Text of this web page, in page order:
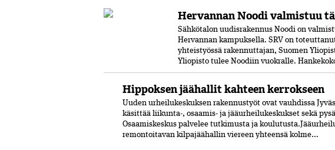
Hervannan Noodi valmistuu
Sähkötalon uudisrakennus Noodi on
Hervannan kampuksella. SRV on
yhteistyössä rakennuttajan, Suomen
Yliopisto tulee Noodiin vuokralle.
Hippoksen jäähallit kahteen kerrokseen
Uuden urheilukeskuksen rakennustyöt ovat vauhdissa
käsittää liikunta-, osaamis- ja jääurheilukeskukset sekä
Osaamiskeskus palvelee tutkimusta ja
remontoitavan kilpajäähallin viereen yhteensä kolme...